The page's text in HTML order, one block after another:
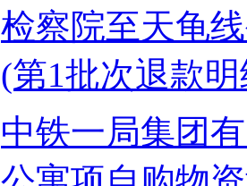
检察院至天龟
(第1批次退款
中铁一局集团